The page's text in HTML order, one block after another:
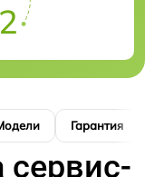
Гарантия